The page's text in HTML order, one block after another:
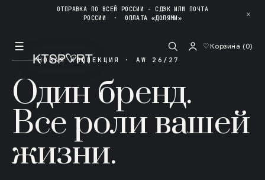
ОТПРАВКА ПО ВСЕЙ РОССИИ - СДЭК ИЛИ ПОЧТА
РОССИИ ·ОПЛАТА «ДОЛЯМИ» ✕
☰ ♡Корзина (0)
НОВАЯ КОЛЛЕКЦИЯ · AW 26/27
Один бренд.
Все роли вашей
жизни.